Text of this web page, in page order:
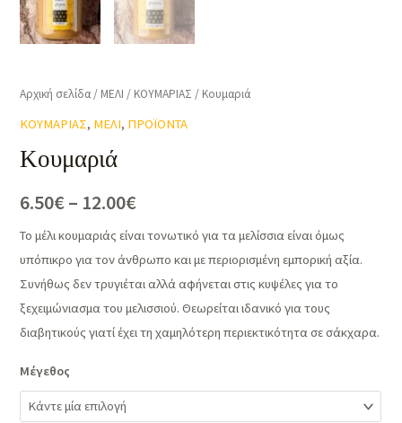
Αρχική σελίδα / ΜΕΛΙ / ΚΟΥΜΑΡΙΑΣ / Κουμαριά
ΚΟΥΜΑΡΙΑΣ, ΜΕΛΙ, ΠΡΟΪΟΝΤΑ
Κουμαριά
6.50€– 12.00€
Το μέλι κουμαριάς είναι τονωτικό για τα μελίσσια είναι όμως
υπόπικρο για τον άνθρωπο και με περιορισμένη εμπορική αξία.
Συνήθως δεν τρυγιέται αλλά αφήνεται στις κυψέλες για το
ξεχειμώνιασμα του μελισσιού. Θεωρείται ιδανικό για τους
διαβητικούς γιατί έχει τη χαμηλότερη περιεκτικότητα σε σάκχαρα.
Μέγεθος